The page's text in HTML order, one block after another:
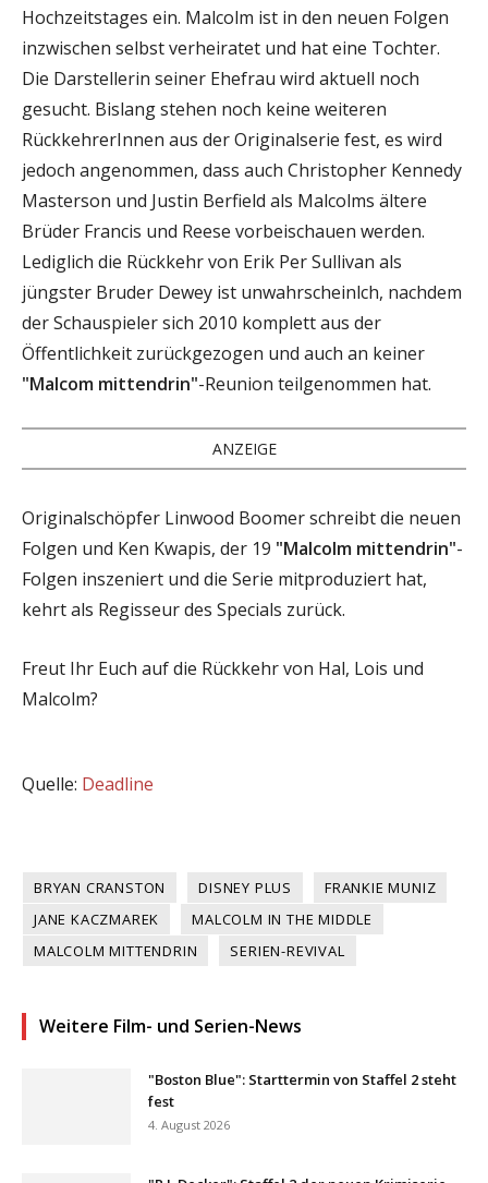
Hochzeitstages ein. Malcolm ist in den neuen Folgen
inzwischen selbst verheiratet und hat eine Tochter.
Die Darstellerin seiner Ehefrau wird aktuell noch
gesucht. Bislang stehen noch keine weiteren
RückkehrerInnen aus der Originalserie fest, es wird
jedoch angenommen, dass auch Christopher Kennedy
Masterson und Justin Berfield als Malcolms ältere
Brüder Francis und Reese vorbeischauen werden.
Lediglich die Rückkehr von Erik Per Sullivan als
jüngster Bruder Dewey ist unwahrscheinlch, nachdem
der Schauspieler sich 2010 komplett aus der
Öffentlichkeit zurückgezogen und auch an keiner
"Malcom mittendrin"-Reunion teilgenommen hat.
ANZEIGE
Originalschöpfer Linwood Boomer schreibt die neuen
Folgen und Ken Kwapis, der 19 "Malcolm mittendrin"-
Folgen inszeniert und die Serie mitproduziert hat,
kehrt als Regisseur des Specials zurück.
Freut Ihr Euch auf die Rückkehr von Hal, Lois und
Malcolm?
Quelle: Deadline
BRYAN CRANSTON DISNEY PLUS
FRANKIE MUNIZ
JANE KACZMAREK
MALCOLM IN THE MIDDLE
MALCOLM MITTENDRIN
SERIEN-REVIVAL
Weitere Film- und Serien-News
"Boston Blue": Starttermin von Staffel 2 steht
fest
4. August 2026